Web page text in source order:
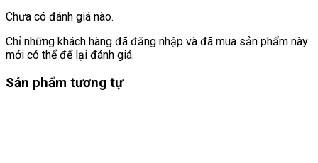
Chưa có đánh giá nào.
Chỉ những khách hàng đã đăng nhập và đã mua sản phẩm này
mới có thể để lại đánh giá.
Sản phẩm tương tự